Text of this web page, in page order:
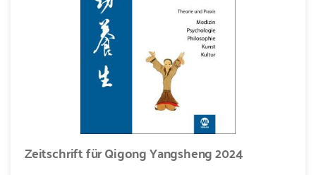
Zeitschrift für Qigong Yangsheng 2024